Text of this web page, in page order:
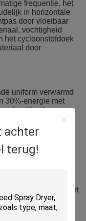
achter
terug!
frequentie, het
in horizontale
door vloeibaar
vochtigheid
het cycloonstofdoek
door
uniform verwarmd
30%-energie met
dood hoek en
in verrichting,
geluidssterkte,
De
laag, het
verhinder de
en de lucht, verzekert
vibrationforece om